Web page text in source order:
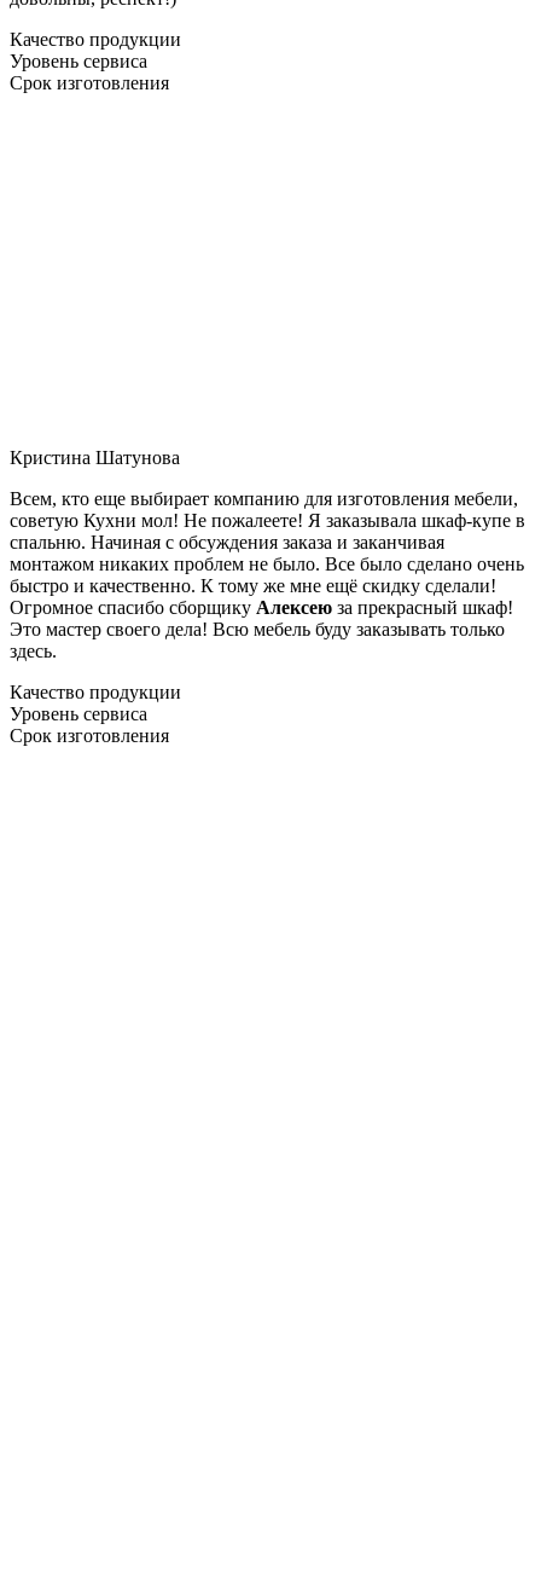
Качество продукции
Уровень сервиса
Срок изготовления
Кристина Шатунова
Всем, кто еще выбирает компанию для изготовления мебели,
советую Кухни мол! Не пожалеете! Я заказывала шкаф-купе в
спальню. Начиная с обсуждения заказа и заканчивая
монтажом никаких проблем не было. Все было сделано очень
быстро и качественно. К тому же мне ещё скидку сделали!
Огромное спасибо сборщику Алексею за прекрасный шкаф!
Это мастер своего дела! Всю мебель буду заказывать только
здесь.
Качество продукции
Уровень сервиса
Срок изготовления